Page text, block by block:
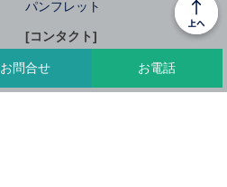
パンフレット
[コンタクト]
内覧予約
お問合せ お電話
お問合せ お電話